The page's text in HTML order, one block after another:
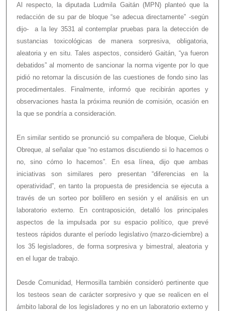
Al respecto, la diputada Ludmila Gaitán (MPN) planteó que la
redacción de su par de bloque “se adecua directamente” -según
dijo- a la ley 3531 al contemplar pruebas para la detección de
sustancias toxicológicas de manera sorpresiva, obligatoria,
aleatoria y en situ. Tales aspectos, consideró Gaitán, “ya fueron
debatidos” al momento de sancionar la norma vigente por lo que
pidió no retomar la discusión de las cuestiones de fondo sino las
procedimentales. Finalmente, informó que recibirán aportes y
observaciones hasta la próxima reunión de comisión, ocasión en
la que se pondría a consideración.
En similar sentido se pronunció su compañera de bloque, Cielubi
Obreque, al señalar que “no estamos discutiendo si lo hacemos o
no, sino cómo lo hacemos”. En esa línea, dijo que ambas
iniciativas son similares pero presentan “diferencias en la
operatividad”, en tanto la propuesta de presidencia se ejecuta a
través de un sorteo por bolillero en sesión y el análisis en un
laboratorio externo. En contraposición, detalló los principales
aspectos de la impulsada por su espacio político, que prevé
testeos rápidos durante el período legislativo (marzo-diciembre) a
los 35 legisladores, de forma sorpresiva y bimestral, aleatoria y
en el lugar de trabajo.
Desde Comunidad, Hermosilla también consideró pertinente que
los testeos sean de carácter sorpresivo y que se realicen en el
ámbito laboral de los legisladores y no en un laboratorio externo y